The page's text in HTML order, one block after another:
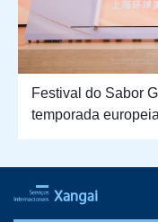
Festival do Sabor
temporada